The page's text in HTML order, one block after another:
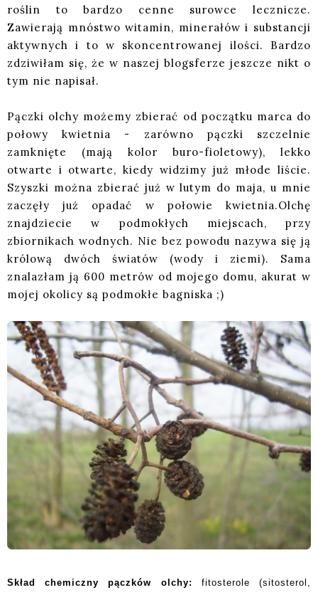
roślin to bardzo cenne surowce lecznicze.
Zawierają mnóstwo witamin, minerałów i substancji
aktywnych i to w skoncentrowanej ilości. Bardzo
zdziwiłam się, że w naszej blogsferze jeszcze nikt o
tym nie napisał.
Pączki olchy możemy zbierać od początku marca do
połowy kwietnia - zarówno pączki szczelnie
zamknięte (mają kolor buro-fioletowy), lekko
otwarte i otwarte, kiedy widzimy już młode liście.
Szyszki można zbierać już w lutym do maja, u mnie
zaczęły już opadać w połowie kwietnia.Olchę
znajdziecie w podmokłych miejscach, przy
zbiornikach wodnych. Nie bez powodu nazywa się ją
królową dwóch światów (wody i ziemi). Sama
znalazłam ją 600 metrów od mojego domu, akurat w
mojej okolicy są podmokłe bagniska ;)
Skład chemiczny pączków olchy:
fitosterole (sitosterol,